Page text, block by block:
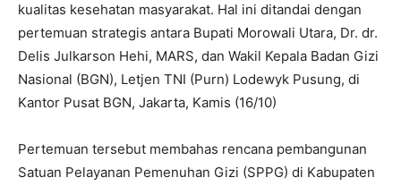
kualitas kesehatan masyarakat. Hal ini ditandai dengan
pertemuan strategis antara Bupati Morowali Utara, Dr. dr.
Delis Julkarson Hehi, MARS, dan Wakil Kepala Badan Gizi
Nasional (BGN), Letjen TNI (Purn) Lodewyk Pusung, di
Kantor Pusat BGN, Jakarta, Kamis (16/10)
Pertemuan tersebut membahas rencana pembangunan
Satuan Pelayanan Pemenuhan Gizi (SPPG) di Kabupaten